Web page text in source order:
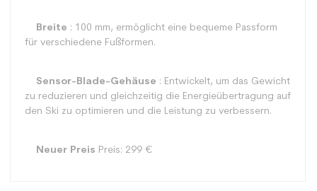
Breite : 100 mm, ermöglicht eine bequeme Passform
für verschiedene Fußformen.
Sensor-Blade-Gehäuse : Entwickelt, um das Gewicht
zu reduzieren und gleichzeitig die Energieübertragung auf
den Ski zu optimieren und die Leistung zu verbessern.
Neuer Preis Preis: 299 €